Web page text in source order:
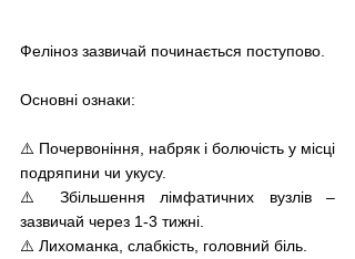
Феліноз зазвичай починається поступово.
Основні ознаки:
⚠️ Почервоніння, набряк і болючість у місці
подряпини чи укусу.
⚠️ Збільшення лімфатичних вузлів –
зазвичай через 1-3 тижні.
⚠️ Лихоманка, слабкість, головний біль.